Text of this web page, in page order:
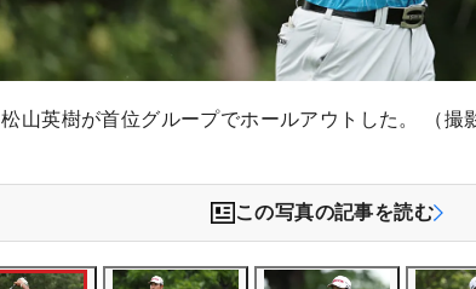
松山英樹が首位グループでホールアウトした。 （撮
この写真の記事を読む